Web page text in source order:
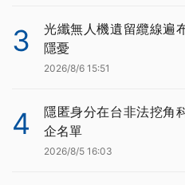
3
光纖無人機遺留纜線遍
隱憂
2026/8/6 15:51
4
隱匿身分在台非法挖角
企名單
2026/8/5 16:03